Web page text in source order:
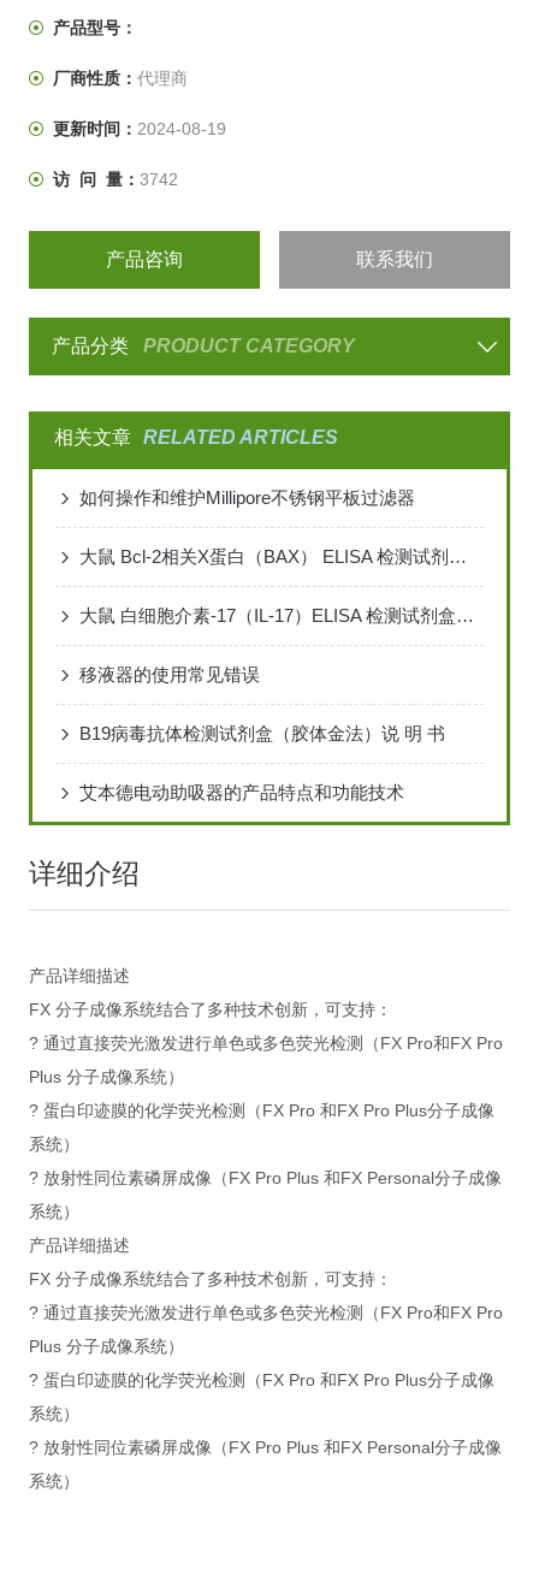
产品型号：
厂商性质： 代理商
更新时间： 2024-08-19
访 问 量： 3742
产品咨询 联系我们
产品分类 PRODUCT CATEGORY
相关文章 RELATED ARTICLES
如何操作和维护Millipore不锈钢平板过滤器
大鼠 Bcl-2相关X蛋白（BAX） ELISA 检测试剂盒说明书
大鼠 白细胞介素-17（IL-17）ELISA 检测试剂盒说明书
移液器的使用常见错误
B19病毒抗体检测试剂盒（胶体金法）说 明 书
艾本德电动助吸器的产品特点和功能技术
详细介绍
产品详细描述
FX 分子成像系统结合了多种技术创新，可支持：
? 通过直接荧光激发进行单色或多色荧光检测（FX Pro和FX Pro
Plus 分子成像系统）
? 蛋白印迹膜的化学荧光检测（FX Pro 和FX Pro Plus分子成像
系统）
? 放射性同位素磷屏成像（FX Pro Plus 和FX Personal分子成像
系统）
产品详细描述
FX 分子成像系统结合了多种技术创新，可支持：
? 通过直接荧光激发进行单色或多色荧光检测（FX Pro和FX Pro
Plus 分子成像系统）
? 蛋白印迹膜的化学荧光检测（FX Pro 和FX Pro Plus分子成像
系统）
? 放射性同位素磷屏成像（FX Pro Plus 和FX Personal分子成像
系统）